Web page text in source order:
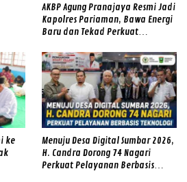
AKBP Agung Pranajaya Resmi Jadi
Kapolres Pariaman, Bawa Energi
Baru dan Tekad Perkuat
ke
Menuju Desa Digital Sumbar 2026,
H. Candra Dorong 74 Nagari
Perkuat Pelayanan Berbasis